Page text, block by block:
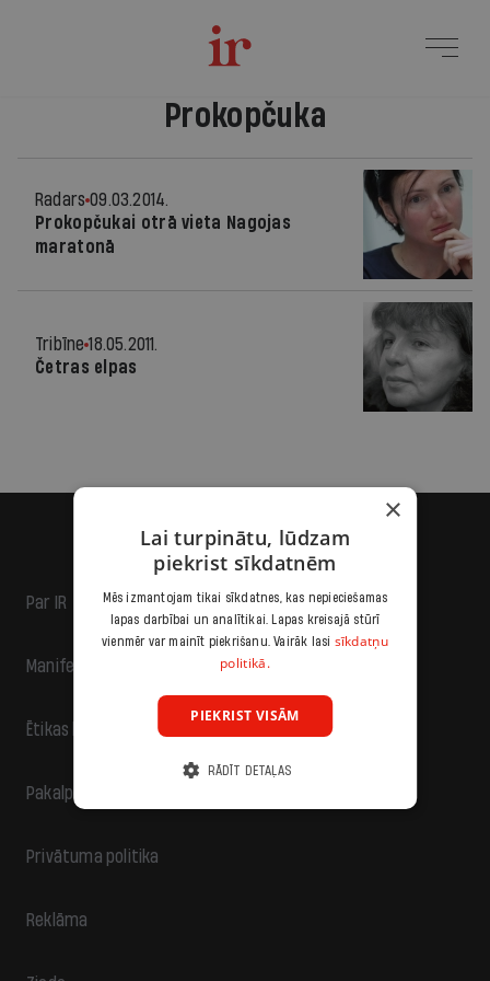
Prokopčuka
Radars 09.03.2014.
Prokopčukai otrā vieta Nagojas
maratonā
Tribīne 18.05.2011.
Četras elpas
Par IR
Manifests
Ētikas kodekss
Pakalpojumu sniegšanas noteikumi
Privātuma politika
Reklāma
×
Lai turpinātu, lūdzam
piekrist sīkdatnēm
Mēs izmantojam tikai sīkdatnes, kas nepieciešamas
lapas darbībai un analītikai. Lapas kreisajā stūrī
vienmēr var mainīt piekrišanu. Vairāk lasi sīkdatņu
politikā.
PIEKRIST VISĀM
RĀDĪT DETAĻAS